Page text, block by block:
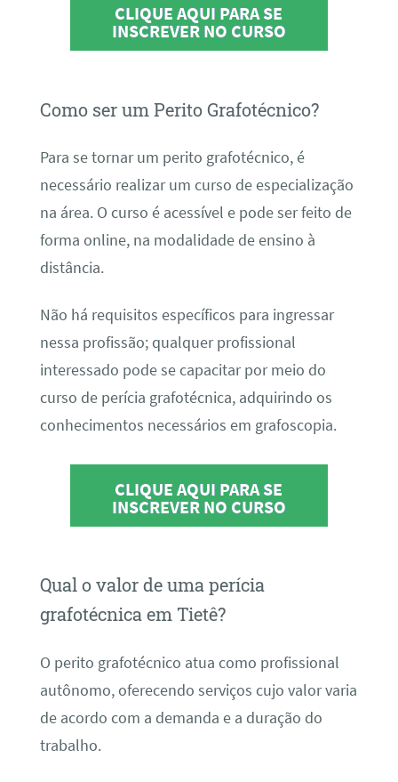
CLIQUE AQUI PARA SE
INSCREVER NO CURSO
Como ser um Perito Grafotécnico?
Para se tornar um perito grafotécnico, é
necessário realizar um curso de especialização
na área. O curso é acessível e pode ser feito de
forma online, na modalidade de ensino à
distância.
Não há requisitos específicos para ingressar
nessa profissão; qualquer profissional
interessado pode se capacitar por meio do
curso de perícia grafotécnica, adquirindo os
conhecimentos necessários em grafoscopia.
CLIQUE AQUI PARA SE
INSCREVER NO CURSO
Qual o valor de uma perícia
grafotécnica em Tietê?
O perito grafotécnico atua como profissional
autônomo, oferecendo serviços cujo valor varia
de acordo com a demanda e a duração do
trabalho.